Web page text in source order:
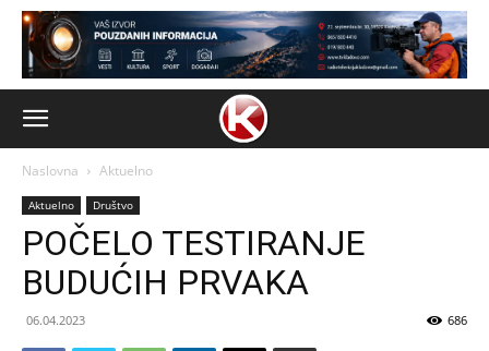
Naslovna Aktuelno
Aktuelno Društvo
POČELO TESTIRANJE
BUDUĆIH PRVAKA
06.04.2023 686